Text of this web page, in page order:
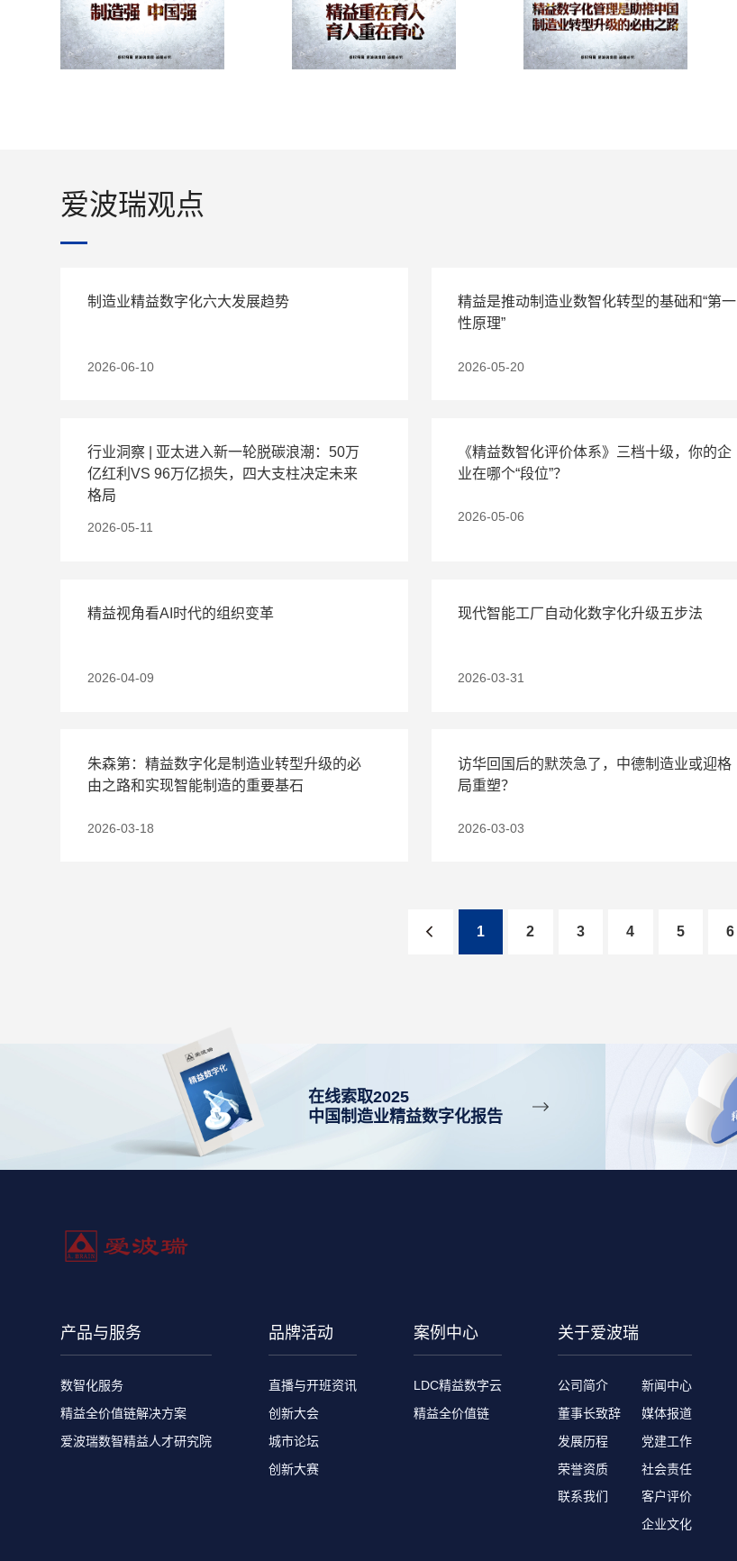
爱波瑞观点
制造业精益数字化六大发展趋势
2026-06-10
精益是推动制造业数智化转型的基础和“第一
性原理”
2026-05-20
行业洞察 | 亚太进入新一轮脱碳浪潮：50万
亿红利VS 96万亿损失，四大支柱决定未来
格局
2026-05-11
《精益数智化评价体系》三档十级，你的企
业在哪个“段位”？
2026-05-06
精益视角看AI时代的组织变革
2026-04-09
现代智能工厂自动化数字化升级五步法
2026-03-31
朱森第：精益数字化是制造业转型升级的必
由之路和实现智能制造的重要基石
2026-03-18
访华回国后的默茨急了，中德制造业或迎格
局重塑？
2026-03-03
1 2 3 4 5 6
在线索取2025
中国制造业精益数字化报告
产品与服务
数智化服务
精益全价值链解决方案
爱波瑞数智精益人才研究院
品牌活动
直播与开班资讯
创新大会
城市论坛
创新大赛
案例中心
LDC精益数字云
精益全价值链
关于爱波瑞
公司简介
董事长致辞
发展历程
荣誉资质
联系我们
新闻中心
媒体报道
党建工作
社会责任
客户评价
企业文化